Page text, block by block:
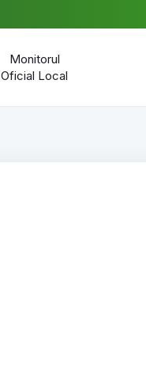
Monitorul
Oficial Local